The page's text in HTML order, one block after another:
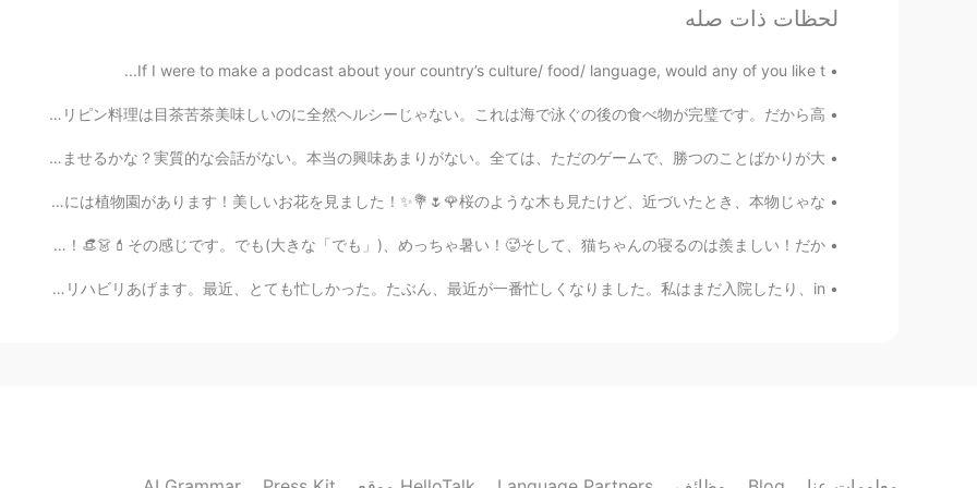
Aki.Hello as 章裕
ママはまだ綺麗ですが私は彼女が年をとるのを気づいてい ます
。
ママはまだ綺麗ですが私は彼女が年をとったと気づきました
。
筋肉が小さくなってもっと顔のシワがあります
。
お 肉が少し減って、 顔のシワ も増えました
。
ママの歩く方 法もちょっと違います
。
ママの歩き方もちょっと 変わり ま した
لحظات ذات صله
If I were to make a podcast about your country’s culture/ food/ language, would any of you like t...
ナッシュビルでおしゃれなフィリピンのレストランを見つけました！😳 全部が食べられるかな？ フィリピン料理は目茶苦茶美味しいのに全然ヘルシーじゃない。これは海で泳ぐの後の食べ物が完璧です。だから高...
最近、本当のつながりを見つけるのはもう難しい。人々は本当にお互いに話しないし、ただお互いを楽しませるかな？実質的な会話がない。本当の興味あまりがない。全ては、ただのゲームで、勝つのことばかりが大...
去年の春は日本に行きたかった。今年の春は、またできなかった。😿 ラスベガスに行った時ホテルの中には植物園があります！美しいお花を見ました！✨💐🌷🌹桜のような木も見たけど、近づいたとき、本物じゃな...
今日は休みです！実は、今日、着飾って、化粧して、外行って、買い物したい！女性のものをやりたい！👒👗💄その感じです。でも(大きな「でも」)、めっちゃ暑い！🥵そして、猫ちゃんの寝るのは羨ましい！だか...
現在は住んでる町の医療制度の状況は大変になりました。私は病院で働いていなくて、患者さんの家でリハビリあげます。最近、とても忙しかった。たぶん、最近が一番忙しくなりました。私はまだ入院したり、in...